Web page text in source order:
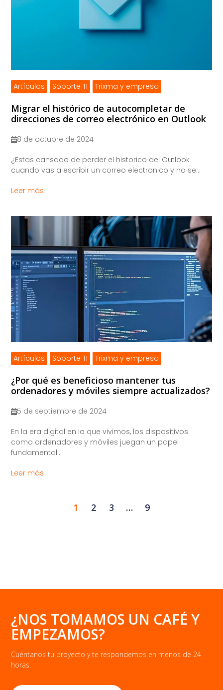
Artículos Soporte TI Trixma y empresa
Migrar el histórico de autocompletar de
direcciones de correo electrónico en Outlook
8 de octubre de 2024
¿Estas cansado de perder el historico del Outlook
cuando vas a escribir un correo electronico y no se...
Leer más
Artículos Soporte TI Trixma y empresa
¿Por qué es beneficioso mantener tus
ordenadores y móviles siempre actualizados?
5 de septiembre de 2024
​En la era digital en la que vivimos, los dispositivos
como ordenadores y móviles juegan un papel
fundamental...
Leer más
1 2 3 … 9
¿NOS TOMAMOS UN CAFÉ Y
EMPEZAMOS?
Cuéntanos tu proyecto y te respondemos en menos de 24
horas.